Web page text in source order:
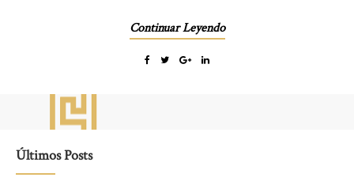
Continuar Leyendo
Últimos Posts